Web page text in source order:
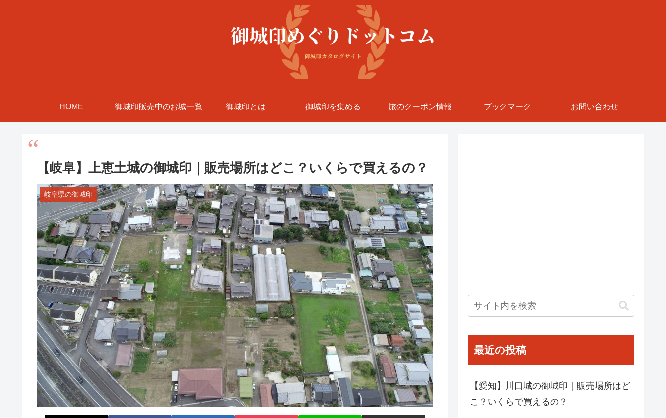
HOME 御城印販売中のお城一覧 御城印とは 御城印を集める 旅のクーポン情報 ブックマーク お問い合わせ
【岐阜】上恵土城の御城印｜販売場所はどこ？いくらで買えるの？
岐阜県の御城印
最近の投稿
【愛知】川口城の御城印｜販売場所はど
こ？いくらで買えるの？